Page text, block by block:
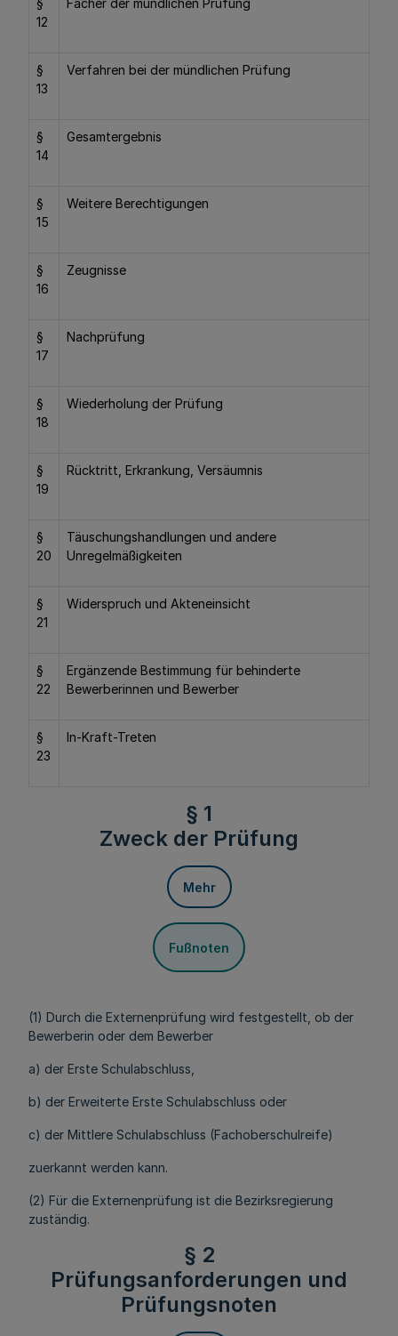
§
12
Fächer der mündlichen Prüfung
§
13
Verfahren bei der mündlichen Prüfung
§
14
Gesamtergebnis
§
15
Weitere Berechtigungen
§
16
Zeugnisse
§
17
Nachprüfung
§
18
Wiederholung der Prüfung
§
19
Rücktritt, Erkrankung, Versäumnis
§
20
Täuschungshandlungen und andere
Unregelmäßigkeiten
§
21
Widerspruch und Akteneinsicht
§
22
Ergänzende Bestimmung für behinderte
Bewerberinnen und Bewerber
§
23
In-Kraft-Treten
§ 1
Zweck der Prüfung
Mehr
Fußnoten
(1) Durch die Externenprüfung wird festgestellt, ob der
Bewerberin oder dem Bewerber
a) der Erste Schulabschluss,
b) der Erweiterte Erste Schulabschluss oder
c) der Mittlere Schulabschluss (Fachoberschulreife)
zuerkannt werden kann.
(2) Für die Externenprüfung ist die Bezirksregierung
zuständig.
§ 2
Prüfungsanforderungen und
Prüfungsnoten